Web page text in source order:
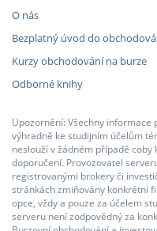
O nás
Bezplatný úvod do
Kurzy obchodování na burze
Odborné knihy
Upozornění: Všechny informace
výhradně ke studijním účelům
neslouží v žádném případě
doporučení. Provozovatel
registrovanými brokery či
stránkách zmiňovány konkrétní
opce, vždy a pouze za účelem
serveru není zodpovědný za